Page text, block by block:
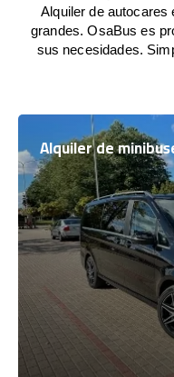
Alquiler de autocares
grandes. OsaBus es
sus necesidades.
Alquiler de